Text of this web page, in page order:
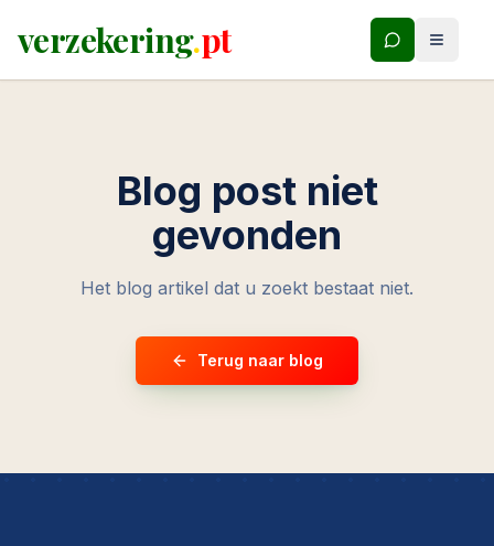
verzekering.pt
Blog post niet
gevonden
Het blog artikel dat u zoekt bestaat niet.
Terug naar blog